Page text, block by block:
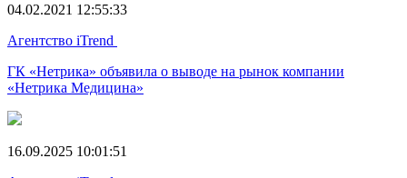
04.02.2021 12:55:33
Агентство iTrend
ГК «Нетрика» объявила о выводе на рынок компании
«Нетрика Медицина»
16.09.2025 10:01:51